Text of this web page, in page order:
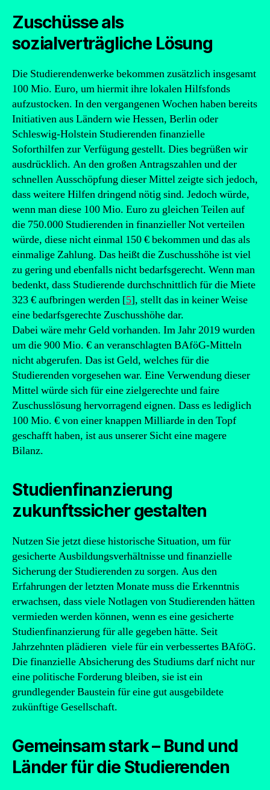
Zuschüsse als
sozialverträgliche Lösung
Die Studierendenwerke bekommen zusätzlich insgesamt
100 Mio. Euro, um hiermit ihre lokalen Hilfsfonds
aufzustocken. In den vergangenen Wochen haben bereits
Initiativen aus Ländern wie Hessen, Berlin oder
Schleswig-Holstein Studierenden finanzielle
Soforthilfen zur Verfügung gestellt. Dies begrüßen wir
ausdrücklich. An den großen Antragszahlen und der
schnellen Ausschöpfung dieser Mittel zeigte sich jedoch,
dass weitere Hilfen dringend nötig sind. Jedoch würde,
wenn man diese 100 Mio. Euro zu gleichen Teilen auf
die 750.000 Studierenden in finanzieller Not verteilen
würde, diese nicht einmal 150 € bekommen und das als
einmalige Zahlung. Das heißt die Zuschusshöhe ist viel
zu gering und ebenfalls nicht bedarfsgerecht. Wenn man
bedenkt, dass Studierende durchschnittlich für die Miete
323 € aufbringen werden [5], stellt das in keiner Weise
eine bedarfsgerechte Zuschusshöhe dar.
Dabei wäre mehr Geld vorhanden. Im Jahr 2019 wurden
um die 900 Mio. € an veranschlagten BAföG-Mitteln
nicht abgerufen. Das ist Geld, welches für die
Studierenden vorgesehen war. Eine Verwendung dieser
Mittel würde sich für eine zielgerechte und faire
Zuschusslösung hervorragend eignen. Dass es lediglich
100 Mio. € von einer knappen Milliarde in den Topf
geschafft haben, ist aus unserer Sicht eine magere
Bilanz.
Studienfinanzierung
zukunftssicher gestalten
Nutzen Sie jetzt diese historische Situation, um für
gesicherte Ausbildungsverhältnisse und finanzielle
Sicherung der Studierenden zu sorgen. Aus den
Erfahrungen der letzten Monate muss die Erkenntnis
erwachsen, dass viele Notlagen von Studierenden hätten
vermieden werden können, wenn es eine gesicherte
Studienfinanzierung für alle gegeben hätte. Seit
Jahrzehnten plädieren viele für ein verbessertes BAföG.
Die finanzielle Absicherung des Studiums darf nicht nur
eine politische Forderung bleiben, sie ist ein
grundlegender Baustein für eine gut ausgebildete
zukünftige Gesellschaft.
Gemeinsam stark – Bund und
Länder für die Studierenden